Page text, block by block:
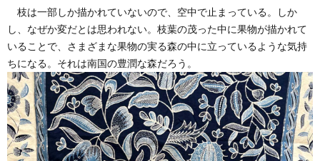
枝は一部しか描かれていないので、空中で止まっている。しか
し、なぜか変だとは思われない。枝葉の茂った中に果物が描かれて
いることで、さまざまな果物の実る森の中に立っているような気持
ちになる。それは南国の豊潤な森だろう。